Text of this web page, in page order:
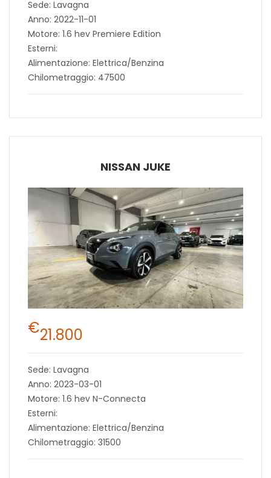
Sede: Lavagna
Anno: 2022-11-01
Motore: 1.6 hev Premiere Edition
Esterni:
Alimentazione: Elettrica/Benzina
Chilometraggio: 47500
NISSAN JUKE
€21.800
Sede: Lavagna
Anno: 2023-03-01
Motore: 1.6 hev N-Connecta
Esterni:
Alimentazione: Elettrica/Benzina
Chilometraggio: 31500